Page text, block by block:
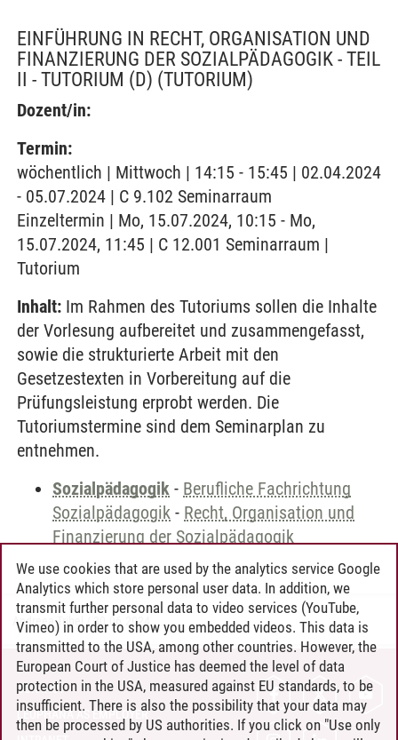
EINFÜHRUNG IN RECHT, ORGANISATION UND
FINANZIERUNG DER SOZIALPÄDAGOGIK - TEIL
II - TUTORIUM (D) (TUTORIUM)
Dozent/in:
Termin:
wöchentlich | Mittwoch | 14:15 - 15:45 | 02.04.2024
- 05.07.2024 | C 9.102 Seminarraum
Einzeltermin | Mo, 15.07.2024, 10:15 - Mo,
15.07.2024, 11:45 | C 12.001 Seminarraum |
Tutorium
Inhalt: Im Rahmen des Tutoriums sollen die Inhalte
der Vorlesung aufbereitet und zusammengefasst,
sowie die strukturierte Arbeit mit den
Gesetzestexten in Vorbereitung auf die
Prüfungsleistung erprobt werden. Die
Tutoriumstermine sind dem Seminarplan zu
entnehmen.
Sozialpädagogik - Berufliche Fachrichtung
Sozialpädagogik - Recht, Organisation und
Finanzierung der Sozialpädagogik
Andreea Tribel 30.06.2024
CONTACT
LEUPHANA AS EMPLOYER
We use cookies that are used by the analytics service Google
Analytics which store personal user data. In addition, we
transmit further personal data to video services (YouTube,
Vimeo) in order to show you embedded videos. This data is
transmitted to the USA, among other countries. However, the
European Court of Justice has deemed the level of data
protection in the USA, measured against EU standards, to be
insufficient. There is also the possibility that your data may
then be processed by US authorities. If you click on "Use only